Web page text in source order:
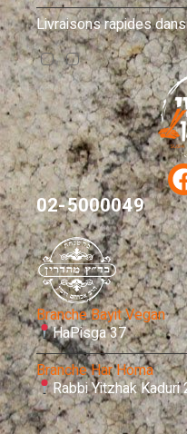
Livraisons rapides
02-5000049
Branche Bayit Vegan
HaPisga 37
Branche Har Homa
Rabbi Yitzhak Kaduri